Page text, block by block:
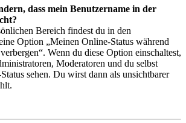
dass mein Benutzername in der
Bereich findest du in den
Option „Meinen Online-Status während
Wenn du diese Option einschaltest,
Moderatoren und du selbst
sehen. Du wirst dann als unsichtbarer